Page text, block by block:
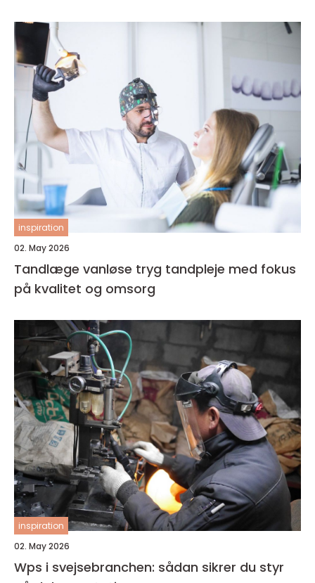
inspiration
02. May 2026
Tandlæge vanløse tryg tandpleje med fokus
på kvalitet og omsorg
inspiration
02. May 2026
Wps i svejsebranchen: sådan sikrer du styr